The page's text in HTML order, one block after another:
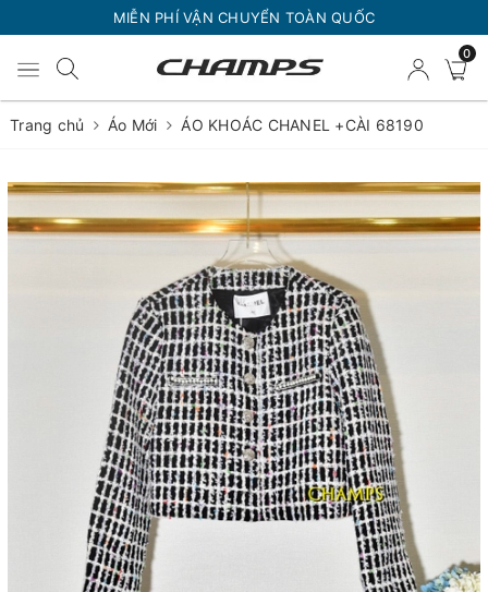
MIỄN PHÍ VẬN CHUYỂN TOÀN QUỐC
0
Trang chủ Áo Mới ÁO KHOÁC CHANEL +CÀI 68190